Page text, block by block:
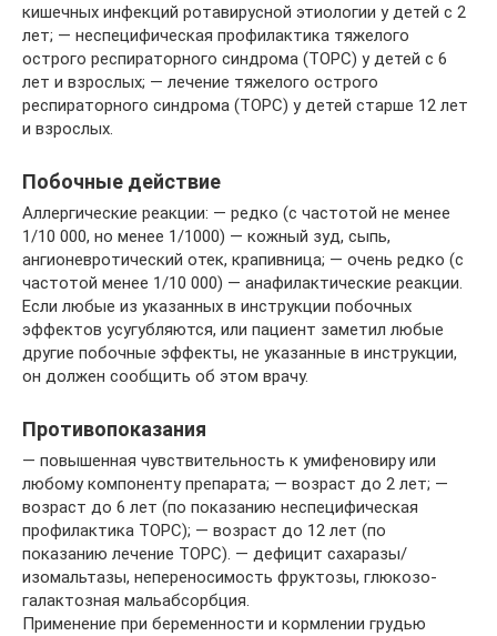
кишечных инфекций ротавирусной этиологии у детей с 2
лет; — неспецифическая профилактика тяжелого
острого респираторного синдрома (ТОРС) у детей с 6
лет и взрослых; — лечение тяжелого острого
респираторного синдрома (ТОРС) у детей старше 12 лет
и взрослых.
Побочные действие
Аллергические реакции: — редко (с частотой не менее
1/10 000, но менее 1/1000) — кожный зуд, сыпь,
ангионевротический отек, крапивница; — очень редко (с
частотой менее 1/10 000) — анафилактические реакции.
Если любые из указанных в инструкции побочных
эффектов усугубляются, или пациент заметил любые
другие побочные эффекты, не указанные в инструкции,
он должен сообщить об этом врачу.
Противопоказания
— повышенная чувствительность к умифеновиру или
любому компоненту препарата; — возраст до 2 лет; —
возраст до 6 лет (по показанию неспецифическая
профилактика ТОРС); — возраст до 12 лет (по
показанию лечение ТОРС). — дефицит сахаразы/
изомальтазы, непереносимость фруктозы, глюкозо-
галактозная мальабсорбция.
Применение при беременности и кормлении грудью